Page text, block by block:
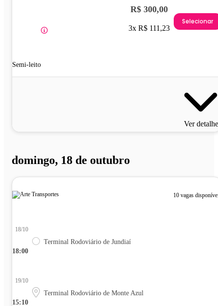
Semi-leito
R$ 300,00
3x R$ 111,23
Selecionar
Ver
domingo, 18 de outubro
10 vagas
18:00
18/10
Terminal Rodoviário de Jundiaí
15:10
19/10
Terminal Rodoviário de Monte Azul